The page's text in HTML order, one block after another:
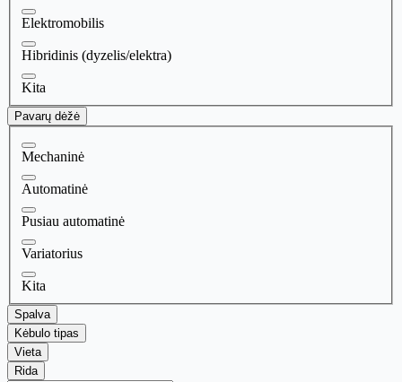
Elektromobilis
Hibridinis (dyzelis/elektra)
Kita
Pavarų dėžė
Mechaninė
Automatinė
Pusiau automatinė
Variatorius
Kita
Spalva
Kėbulo tipas
Vieta
Rida